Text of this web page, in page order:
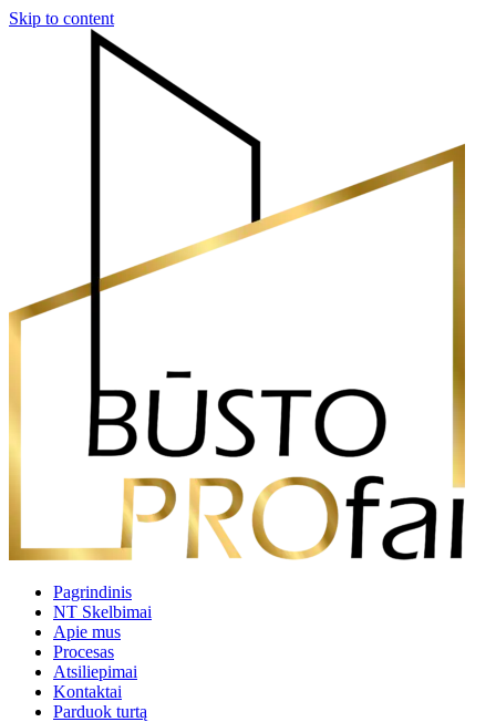
Skip to content
Pagrindinis
NT Skelbimai
Apie mus
Procesas
Atsiliepimai
Kontaktai
Parduok turtą